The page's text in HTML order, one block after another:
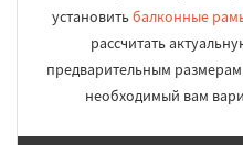
установитьбалконные
рассчитать
предварительным
необходимый вам